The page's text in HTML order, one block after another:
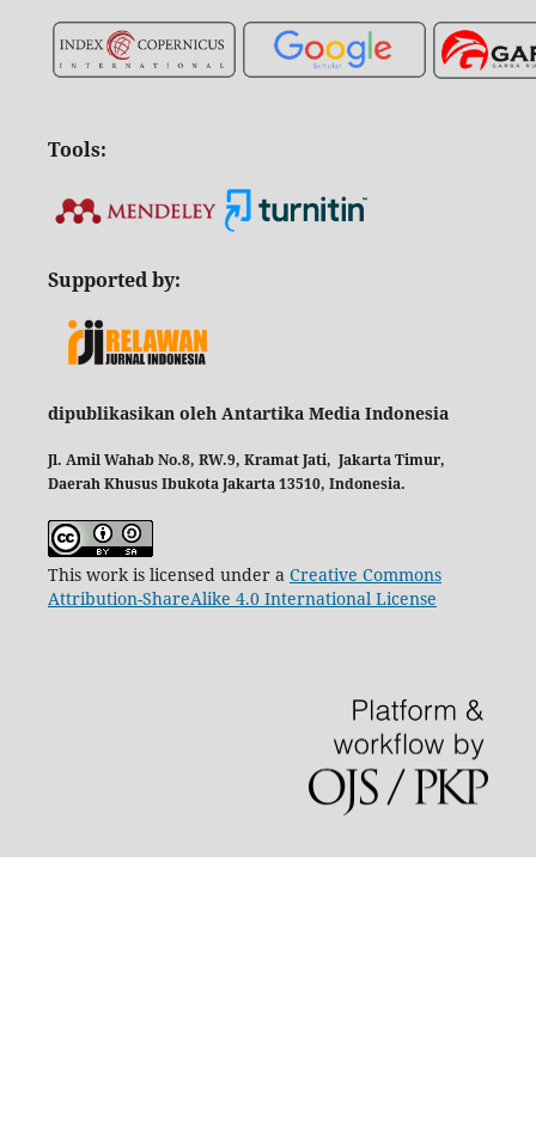
Tools:
Supported by:
dipublikasikan oleh Antartika Media Indonesia
Jl. Amil Wahab No.8, RW.9, Kramat Jati, Jakarta Timur,
Daerah Khusus Ibukota Jakarta 13510, Indonesia.
This work is licensed under a Creative Commons
Attribution-ShareAlike 4.0 International License